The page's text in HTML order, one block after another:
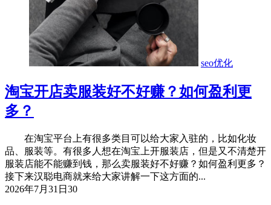
seo优化
淘宝开店卖服装好不好赚？如何盈利更
多？
在淘宝平台上有很多类目可以给大家入驻的，比如化妆
品、服装等。有很多人想在淘宝上开服装店，但是又不清楚开
服装店能不能赚到钱，那么卖服装好不好赚？如何盈利更多？
接下来汉聪电商就来给大家讲解一下这方面的...
2026年7月31日 30